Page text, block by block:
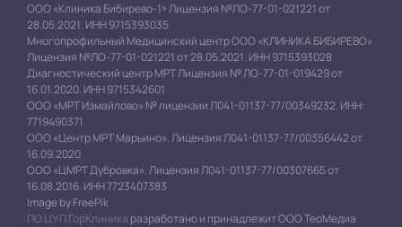
ООО «Клиника Бибирево-1» Лицензия №ЛО-77-01-021221 от
28.05.2021. ИНН 9715393035
Многопрофильный Медицинский центр ООО «КЛИНИКА БИБИРЕВО»
Лицензия №ЛО-77-01-021221 от 28.05.2021. ИНН 9715393028
Диагностический центр МРТ Лицензия № ЛО-77-01-019429 от
16.01.2020. ИНН 9715342601
ООО «МРТ Измайлово» № лицензии Л041-01137-77/00349232. ИНН:
7719490371
ООО «Центр МРТ Марьино». Лицензия Л041-01137-77/00356442 от
16.09.2020
ООО «ЦМРТ Дубровка». Лицензия Л041-01137-77/00307665 от
16.08.2016. ИНН 7723407383
Image by FreePik
ПО ЦУП ГорКлиника разработано и принадлежит ООО ТеоМедиа